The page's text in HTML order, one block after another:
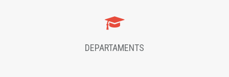
DEPARTAMENTS